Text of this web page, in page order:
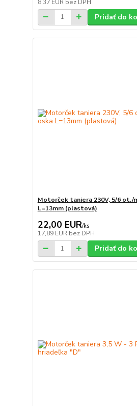
8,37 EUR bez DPH
Pridať do
Motorček taniera 230V, 5/6 ot./
L=13mm (plastová)
22,00 EUR/ks
17,89 EUR bez DPH
Pridať do